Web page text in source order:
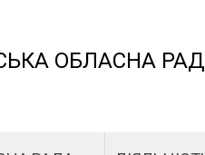
ОБЛАСНА